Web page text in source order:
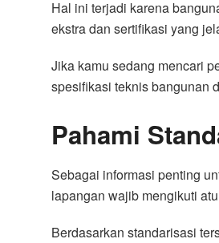
Hal ini terjadi karena
ekstra dan sertifikasi yang
Jika kamu sedang mencari
spesifikasi teknis bangunan
Pahami
Sebagai informasi penting
lapangan wajib mengikuti
Berdasarkan standarisasi